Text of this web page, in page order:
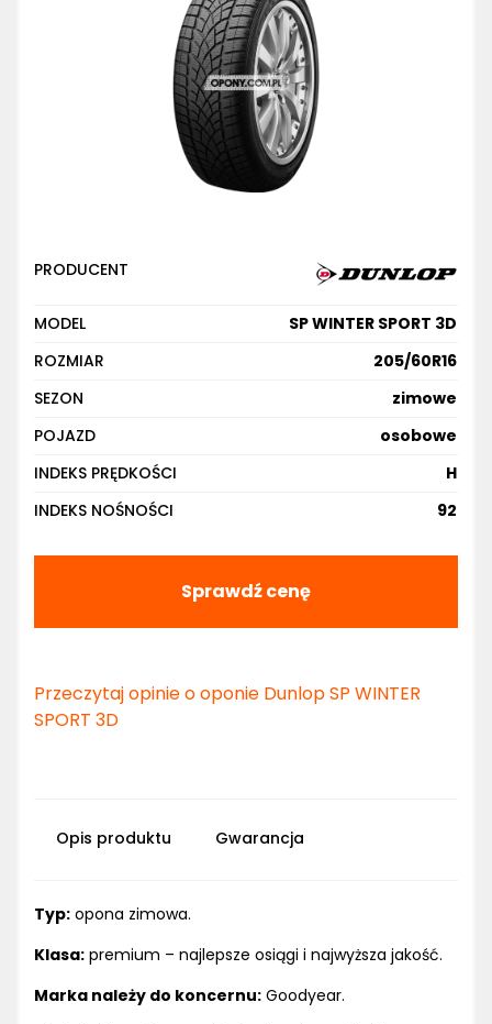
PRODUCENT
MODEL
SP WINTER SPORT 3D
ROZMIAR
205/60R16
SEZON
zimowe
POJAZD
osobowe
INDEKS PRĘDKOŚCI
H
INDEKS NOŚNOŚCI
92
Sprawdź cenę
Przeczytaj opinie o oponie Dunlop SP WINTER
SPORT 3D
Opis produktu Gwarancja
Typ: opona zimowa.
Klasa: premium – najlepsze osiągi i najwyższa jakość.
Marka należy do koncernu: Goodyear.